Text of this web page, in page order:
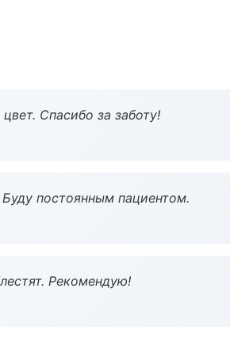
Спасибо за заботу!
постоянным пациентом.
Рекомендую!